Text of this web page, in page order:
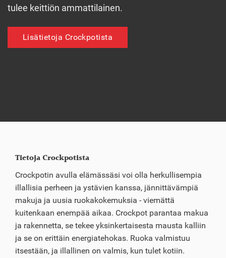
tulee keittiön ammattilainen.
Lisätietoja Crockpotista
Tietoja Crockpotista
Crockpotin avulla elämässäsi voi olla herkullisempia
illallisia perheen ja ystävien kanssa, jännittävämpiä
makuja ja uusia ruokakokemuksia - viemättä
kuitenkaan enempää aikaa. Crockpot parantaa makua
ja rakennetta, se tekee yksinkertaisesta mausta kalliin
ja se on erittäin energiatehokas. Ruoka valmistuu
itsestään, ja illallinen on valmis, kun tulet kotiin.